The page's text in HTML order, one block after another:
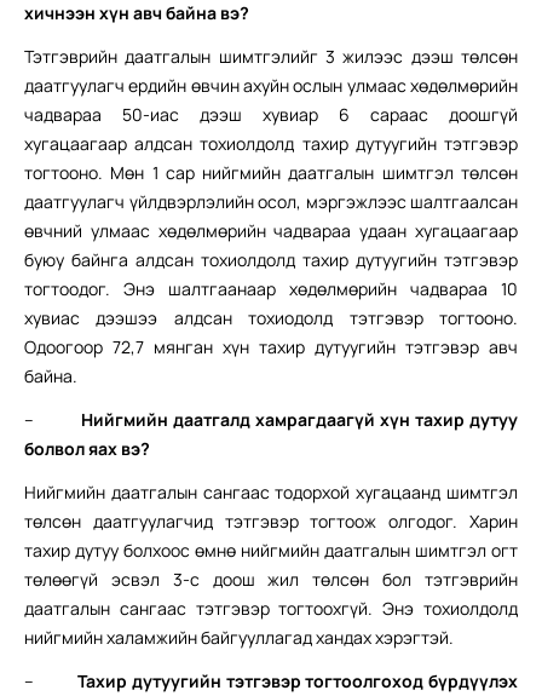
хичнээн хүн авч байна вэ?
Тэтгэврийн даатгалын шимтгэлийг 3 жилээс дээш төлсөн
даатгуулагч ердийн өвчин ахуйн ослын улмаас хөдөлмөрийн
чадвараа 50-иас дээш хувиар 6 сараас доошгүй
хугацаагаар алдсан тохиолдолд тахир дутуугийн тэтгэвэр
тогтооно. Мөн 1 сар нийгмийн даатгалын шимтгэл төлсөн
даатгуулагч үйлдвэрлэлийн осол, мэргэжлээс шалтгаалсан
өвчний улмаас хөдөлмөрийн чадвараа удаан хугацаагаар
буюу байнга алдсан тохиолдолд тахир дутуугийн тэтгэвэр
тогтоодог. Энэ шалтгаанаар хөдөлмөрийн чадвараа 10
хувиас дээшээ алдсан тохиодолд тэтгэвэр тогтооно.
Одоогоор 72,7 мянган хүн тахир дутуугийн тэтгэвэр авч
байна.
– Нийгмийн даатгалд хамрагдаагүй хүн тахир дутуу
болвол яах вэ?
Нийгмийн даатгалын сангаас тодорхой хугацаанд шимтгэл
төлсөн даатгуулагчид тэтгэвэр тогтоож олгодог. Харин
тахир дутуу болхоос өмнө нийгмийн даатгалын шимтгэл огт
төлөөгүй эсвэл 3-с доош жил төлсөн бол тэтгэврийн
даатгалын сангаас тэтгэвэр тогтоохгүй. Энэ тохиолдолд
нийгмийн халамжийн байгууллагад хандах хэрэгтэй.
–Тахир дутуугийн тэтгэвэр тогтоолгоход бүрдүүлэх